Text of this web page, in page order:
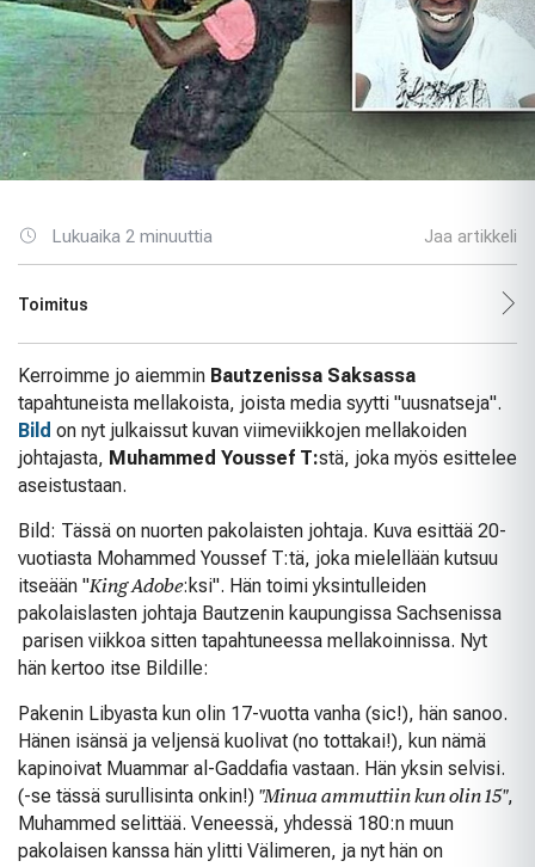
Lukuaika 2 minuuttia Jaa artikkeli
Toimitus
Kerroimme jo aiemmin Bautzenissa Saksassa
tapahtuneista mellakoista, joista media syytti "uusnatseja".
Bild on nyt julkaissut kuvan viimeviikkojen mellakoiden
johtajasta, Muhammed Youssef T:stä, joka myös esittelee
aseistustaan.
Bild: Tässä on nuorten pakolaisten johtaja. Kuva esittää 20-
vuotiasta Mohammed Youssef T:tä, joka mielellään kutsuu
itseään "King Adobe:ksi". Hän toimi yksintulleiden
pakolaislasten johtaja Bautzenin kaupungissa Sachsenissa
parisen viikkoa sitten tapahtuneessa mellakoinnissa. Nyt
hän kertoo itse Bildille:
Pakenin Libyasta kun olin 17-vuotta vanha (sic!), hän sanoo.
Hänen isänsä ja veljensä kuolivat (no tottakai!), kun nämä
kapinoivat Muammar al-Gaddafia vastaan. Hän yksin selvisi.
(-se tässä surullisinta onkin!) "Minua ammuttiin kun olin 15",
Muhammed selittää. Veneessä, yhdessä 180:n muun
pakolaisen kanssa hän ylitti Välimeren, ja nyt hän on